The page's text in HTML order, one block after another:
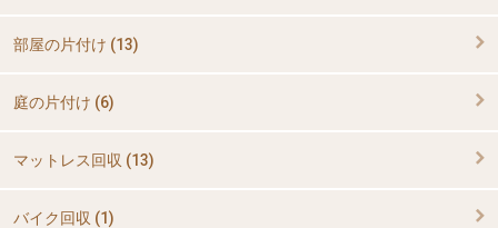
部屋の片付け (13)
庭の片付け (6)
マットレス回収 (13)
バイク回収 (1)